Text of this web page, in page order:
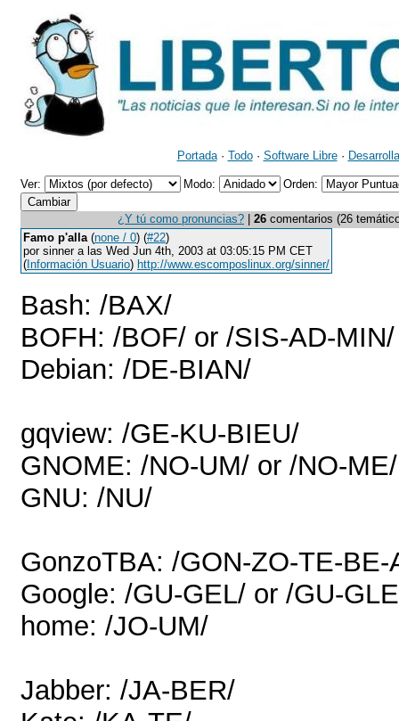
Portada· Todo· Software Libre·
Ver: Modo: Orden:
¿Y tú como pronuncias? 26 comentarios (26
Famo p'alla(none / 0) (#22)
por sinner a las Wed Jun 4th, 2003 at 03:05:15 PM CET
( Información Usuario) http://www.escomposlinux.org/sinner/
Bash: /BAX/
BOFH: /BOF/ or /SIS-AD-MIN/
Debian: /DE-BIAN/
gqview: /GE-KU-BIEU/
GNOME: /NO-UM/ or /NO-ME/
GNU: /NU/
GonzoTBA: /GON-ZO-TE-BE-
Google: /GU-GEL/ or /GU-
home: /JO-UM/
Jabber: /JA-BER/